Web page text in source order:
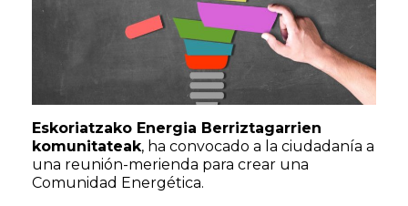
Eskoriatzako Energia Berriztagarrien
komunitateak, ha convocado a la ciudadanía a
una reunión-merienda para crear una
Comunidad Energética.